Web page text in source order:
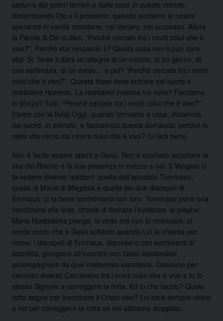
sedurre dai poteri terreni e dalle cose di questo mondo,
dimenticando Dio e il prossimo; quando poniamo le nostre
speranze in vanità mondane, nel denaro, nel successo. Allora
la Parola di Dio ci dice: “Perché cercate tra i morti colui che è
vivo?”. Perché stai cercando lì? Quella cosa non ti può dare
vita! Sì, forse ti darà un’allegria di un minuto, di un giorno, di
una settimana, di un mese… e poi? “Perché cercate tra i morti
colui che è vivo?”. Questa frase deve entrare nel cuore e
dobbiamo ripeterla. La ripetiamo insieme tre volte? Facciamo
lo sforzo? Tutti: “Perché cercate tra i morti colui che è vivo?”
[ripete con la folla] Oggi, quando torniamo a casa, diciamola
dal cuore, in silenzio, e facciamoci questa domanda: perché io
nella vita cerco tra i morti colui che è vivo? Ci farà bene.
Non è facile essere aperti a Gesù. Non è scontato accettare la
vita del Risorto e la sua presenza in mezzo a noi. Il Vangelo ci
fa vedere diverse reazioni: quella dell’apostolo Tommaso,
quella di Maria di Màgdala e quella dei due discepoli di
Emmaus: ci fa bene confrontarci con loro. Tommaso pone una
condizione alla fede, chiede di toccare l’evidenza, le piaghe;
Maria Maddalena piange, lo vede ma non lo riconosce, si
rende conto che è Gesù soltanto quando Lui la chiama per
nome; i discepoli di Emmaus, depressi e con sentimenti di
sconfitta, giungono all’incontro con Gesù lasciandosi
accompagnare da quel misterioso viandante. Ciascuno per
cammini diversi! Cercavano tra i morti colui che è vivo e fu lo
stesso Signore a correggere la rotta. Ed io che faccio? Quale
rotta seguo per incontrare il Cristo vivo? Lui sarà sempre vicino
a noi per correggere la rotta se noi abbiamo sbagliato.